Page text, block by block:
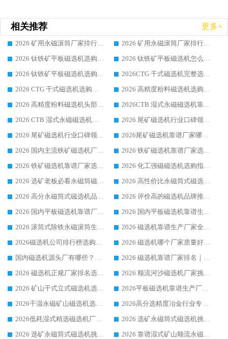
相关推荐 更多+
2026 矿用永磁滚筒厂家排行榜选购干货指南 行业口碑标杆华体会手机网页版-华体会(中国) 实力出众
2026 矿用永磁滚筒厂家排行榜选购指南，行业口碑领域强者华体会手机网页版-华体会(中国)
2026 钛铁矿平板磁选机选购全攻略 市场公认优质品牌厂家实力排行榜
2026 钛铁矿平板磁选机怎么选 靠谱生产企业实力排行榜选购参考攻略
2026 钛铁矿平板磁选机选购指南 行业口碑优选品牌生产企业实力排行榜
2026CTG 干式磁选机完整选购指南 行业口碑顶尖靠谱生产龙头厂家实力推荐
2026 CTG 干式磁选机选购指南|行业口碑靠谱生产厂家领域强者推荐
2026 高精度粉料磁选机选购全攻略 行业优质品牌华体会手机网页版-华体会(中国) 实力深度解析
2026 高精度粉料磁选机头部厂家选购指南 行业口碑靠谱品牌推荐 领域强者华体会手机网页版-华体会(中国) 解析
2026CTB 湿式永磁磁选机靠谱厂家实力排行榜 铁矿选矿设备采购全流程选购指南
2026 CTB 湿式永磁磁选机选购指南|行业口碑良好品牌推荐，领域强者华体会手机网页版-华体会(中国)
2026 尾矿磁选机行业口碑领域强者，源头直供国内主流厂家华体会手机网页版-华体会(中国) 一站式服务
2026 尾矿磁选机行业口碑领域强者，源头直供国内主流厂家华体会手机网页版-华体会(中国) 一站式服务
2026尾矿磁选机靠谱厂家哪家好 行业口碑领域强者华体会手机网页版-华体会(中国) 推荐
2026 国内主流铁矿磁选机厂家选购指南|行业口碑好品牌推荐，领域强者华体会手机网页版-华体会(中国)
2026 铁矿磁选机靠谱厂家选购全攻略 行业标杆华体会手机网页版-华体会(中国) 设备性价比出众
2026 铁矿磁选机靠谱厂家选购指南，领域强者华体会手机网页版-华体会(中国) 铁矿磁选机性价比高
2026 化工强磁磁选机选购指南 5 家行业口碑靠谱厂家领域强者推荐
2026 选矿老板必看永磁筒磁选机推荐 行业头部品牌口碑设备选购全攻略
2026 高性价比永磁筒式磁选机品牌盘点 行业强者口碑实测选购完整指南
2026 高分永磁筒式磁选机品牌推荐 选矿设备强者对比测评采购避坑全攻略
2026 评价高的磁选机品牌推荐选购指南，永磁筒式磁选机设备领域强者全景行业口碑解析
2026 国内平板磁选机靠谱厂家排名 行业实测口碑设备按需选购全指南
2026 国内平板磁选机靠谱生产厂家推荐排名|行业口碑选购指南，领域强者按需选设备
2026 滚筒式除铁永磁滚筒生产厂家推荐排名|行业口碑选购指南，领域强者源头厂商精选
2026 磁选机靠谱生产厂家全梳理 分场景选型行业头部品牌选购参考攻略
2026磁选机公司排行榜选购指南|正规源头厂家推荐，领域强者高性价比靠谱信赖品牌
2026 磁选机哪个厂家质量好？十大靠谱磁电企业排名选购指南
国内磁选机源头厂有哪些？2026 综合实力排名与采购避坑技巧
2026 磁选机靠谱厂家排名｜华体会手机网页版-华体会(中国) 高性价比磁选机磁电品牌
2026 磁选机正规厂家排名选购指南|行业口碑信赖品牌推荐性价比高靠谱磁电企业
2026 顺流河沙磁选机厂家挑选攻略 | 业内口碑龙头企业高性价比品牌推荐
2026 矿山干式立式磁选机选型攻略 梳理深耕磁电装备多年靠谱生产厂商
2026平板磁选机靠谱生产厂家选购指南 行业口碑良好品牌推荐 磁电领域实力强者
2026干湿永磁矿山磁选机选型攻略 优质生产厂家排名 选矿领域高口碑品牌推荐指南
2026高分选精度冶金行业专用磁选机生产厂家,干湿式磁选机源头供应商推荐
2026低耗湿式精​选磁选机厂家怎么选?湿式精选磁选机供应商，行业认可度较高生产厂家华体会手机网页版-华体会(中国) 全面解析
2026 选矿永磁筒式磁选机挑选指南 华体会手机网页版-华体会(中国) 推荐品牌行业口碑佳实力突出
2026 选矿永磁筒式磁选机挑选干货：华体会手机网页版-华体会(中国) 源头厂，绿色高效实力出众
2026 靠谱湿式矿山顺流永磁筒式磁选机选购，国内专业生产厂家华体会手机网页版-华体会(中国) 综合实力出众